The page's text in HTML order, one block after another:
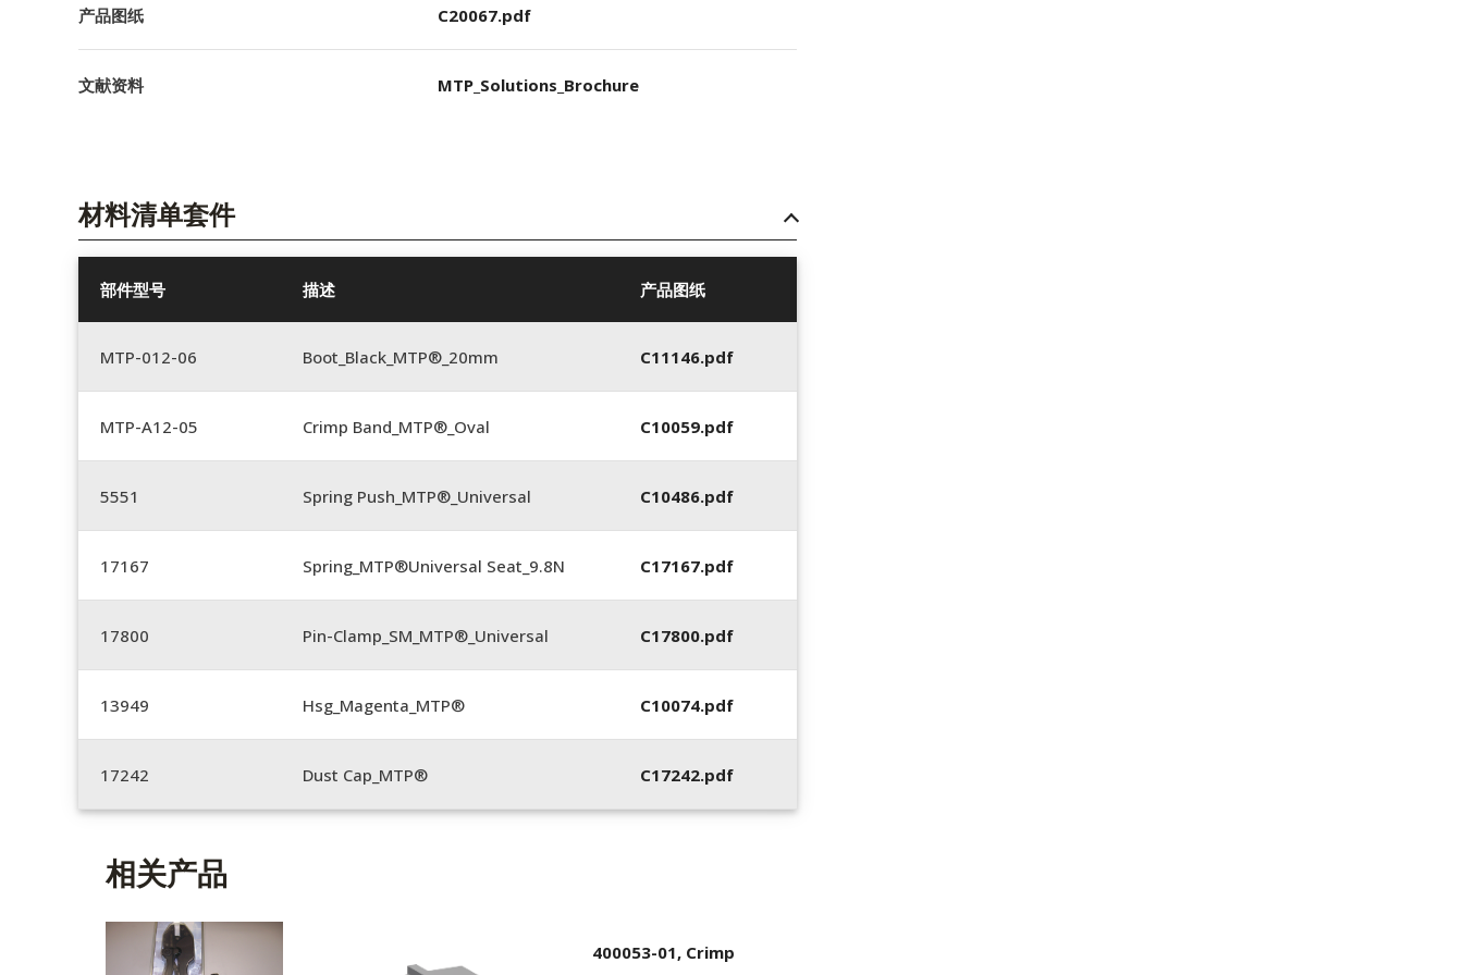
产品图纸 C20067.pdf
文献资料 MTP_Solutions_Brochure
材料清单套件
部件型号 描述 产品图纸
MTP-012-06 Boot_Black_MTP®_20mm C11146.pdf
MTP-A12-05 Crimp Band_MTP®_Oval C10059.pdf
5551 Spring Push_MTP®_Universal C10486.pdf
17167 Spring_MTP®Universal Seat_9.8N C17167.pdf
17800 Pin-Clamp_SM_MTP®_Universal C17800.pdf
13949 Hsg_Magenta_MTP® C10074.pdf
17242 Dust Cap_MTP® C17242.pdf
相关产品
400053-01, Crimp